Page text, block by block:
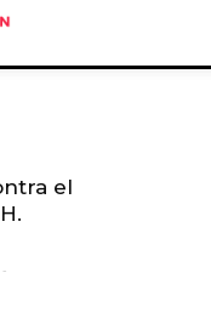
el
-